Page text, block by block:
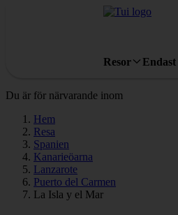
Resor
Du är för närvarande inom
Hem
Resa
Spanien
Kanarieöarna
Lanzarote
Puerto del Carmen
La Isla y el Mar